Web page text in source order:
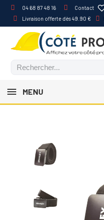
04 68 87 48 16
Contact
Livraison offerte dès 49.90 €
MENU